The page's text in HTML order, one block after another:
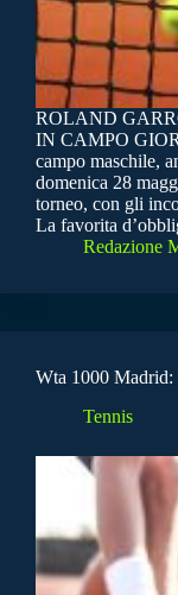
ROLAND
IN CAMPO
campo maschile,
domenica 28
torneo, con gli
La favorita
Redazione
Wta 1000 Madrid:
Tennis